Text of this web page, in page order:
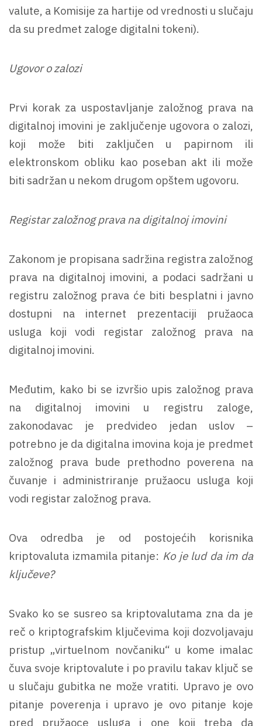
valute, a Komisije za hartije od vrednosti u slučaju
da su predmet zaloge digitalni tokeni).
Ugovor o zalozi
Prvi korak za uspostavljanje založnog prava na
digitalnoj imovini je zaključenje ugovora o zalozi,
koji može biti zaključen u papirnom ili
elektronskom obliku kao poseban akt ili može
biti sadržan u nekom drugom opštem ugovoru.
Registar založnog prava na digitalnoj imovini
Zakonom je propisana sadržina registra založnog
prava na digitalnoj imovini, a podaci sadržani u
registru založnog prava će biti besplatni i javno
dostupni na internet prezentaciji pružaoca
usluga koji vodi registar založnog prava na
digitalnoj imovini.
Međutim, kako bi se izvršio upis založnog prava
na digitalnoj imovini u registru zaloge,
zakonodavac je predvideo jedan uslov –
potrebno je da digitalna imovina koja je predmet
založnog prava bude prethodno poverena na
čuvanje i administriranje pružaocu usluga koji
vodi registar založnog prava.
Ova odredba je od postojećih korisnika
kriptovaluta izmamila pitanje: Ko je lud da im da
ključeve?
Svako ko se susreo sa kriptovalutama zna da je
reč o kriptografskim ključevima koji dozvoljavaju
pristup „virtuelnom novčaniku“ u kome imalac
čuva svoje kriptovalute i po pravilu takav ključ se
u slučaju gubitka ne može vratiti. Upravo je ovo
pitanje poverenja i upravo je ovo pitanje koje
pred pružaoce usluga i one koji treba da